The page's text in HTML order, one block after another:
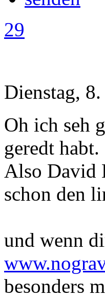
29
Dienstag,
Oh ich seh
geredt habt.
Also David
schon den
und wenn
besonders